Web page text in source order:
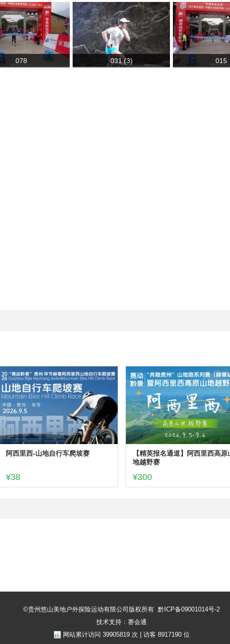
078 031 (3) 015
阿西里西-山地自行车爬坡赛
¥38
【精英报名通道】阿西里西高原
地越野赛
¥300
©贵州悠山美地户外探险运动有限公司版权所有 黔ICP备09001014号-2
技术支持：赛会通
网站累计访问 39905819 次 | 访客 8917190 位